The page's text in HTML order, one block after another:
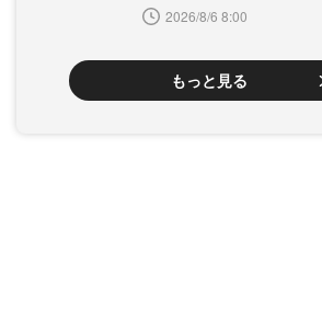
2026/8/6 8:00
もっと見る